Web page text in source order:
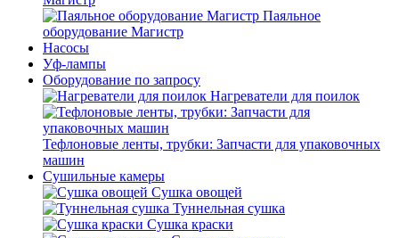
Паяльное
оборудование Магистр
Насосы
Уф-лампы
Оборудование по запросу
Нагреватели для поилок
Тефлоновые ленты, трубки: Запчасти для упаковочных
машин
Сушильные камеры
Сушка овощей
Туннельная сушка
Сушка краски